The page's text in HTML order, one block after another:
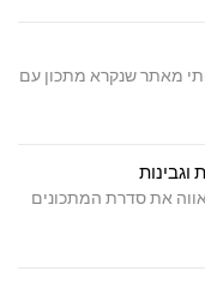
מאתר שנקרא מתכון עם
וגבינות
את סדרת המתכונים